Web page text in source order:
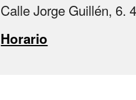
Calle Jorge Guillén, 6.
Horario